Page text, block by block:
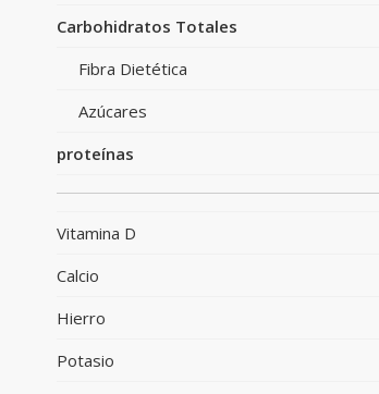
Carbohidratos Totales
Fibra Dietética
Azúcares
proteínas
Vitamina D
Calcio
Hierro
Potasio